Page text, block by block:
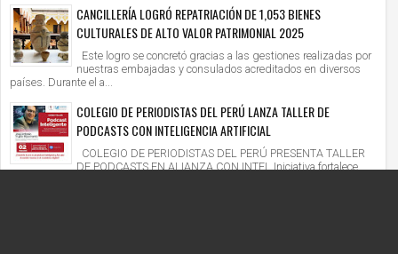
CANCILLERÍA LOGRÓ REPATRIACIÓN DE 1,053 BIENES
CULTURALES DE ALTO VALOR PATRIMONIAL 2025
Este logro se concretó gracias a las gestiones realizadas por
nuestras embajadas y consulados acreditados en diversos
países. Durante el a...
COLEGIO DE PERIODISTAS DEL PERÚ LANZA TALLER DE
PODCASTS CON INTELIGENCIA ARTIFICIAL
COLEGIO DE PERIODISTAS DEL PERÚ PRESENTA TALLER
DE PODCASTS EN ALIANZA CON INTEL Iniciativa fortalece